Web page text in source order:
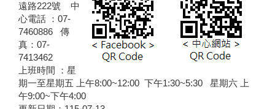
遠路222號 中
心電話 ：07-
7460886 傳
真：07-
7413462
上班時間 ：星
期一至星期五 上午8:00~12:00 下午1:30~5:30 星期六 上
午9:00~下午4:00